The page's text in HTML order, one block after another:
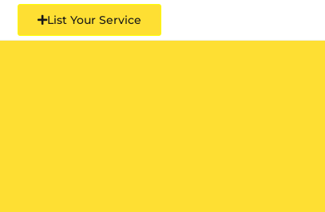
List Your Service